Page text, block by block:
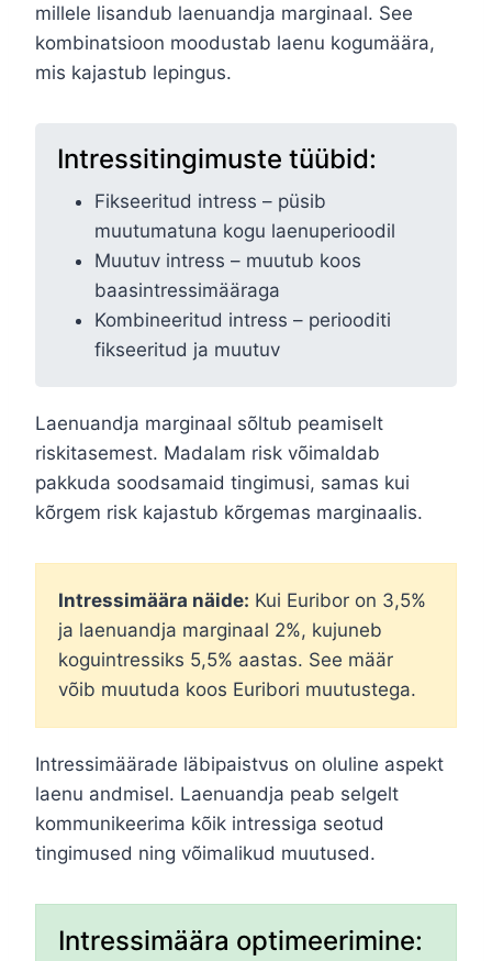
millele lisandub laenuandja marginaal. See
kombinatsioon moodustab laenu kogumäära,
mis kajastub lepingus.
Intressitingimuste tüübid:
Fikseeritud intress – püsib
muutumatuna kogu laenuperioodil
Muutuv intress – muutub koos
baasintressimääraga
Kombineeritud intress – periooditi
fikseeritud ja muutuv
Laenuandja marginaal sõltub peamiselt
riskitasemest. Madalam risk võimaldab
pakkuda soodsamaid tingimusi, samas kui
kõrgem risk kajastub kõrgemas marginaalis.
Intressimäära näide: Kui Euribor on 3,5%
ja laenuandja marginaal 2%, kujuneb
koguintressiks 5,5% aastas. See määr
võib muutuda koos Euribori muutustega.
Intressimäärade läbipaistvus on oluline aspekt
laenu andmisel. Laenuandja peab selgelt
kommunikeerima kõik intressiga seotud
tingimused ning võimalikud muutused.
Intressimäära optimeerimine: